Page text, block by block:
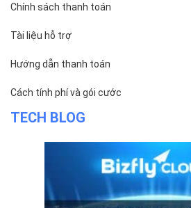
Chính sách thanh toán
Tài liệu hỗ trợ
Hướng dẫn thanh toán
Cách tính phí và gói cước
TECH BLOG